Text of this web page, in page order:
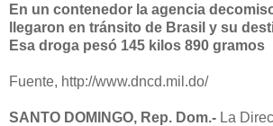
En un contenedor la agencia
llegaron en tránsito de Brasil y su
Esa droga pesó 145 kilos 890 gramos
Fuente, http://www.dncd.mil.do/
SANTO DOMINGO, Rep. Dom.- La